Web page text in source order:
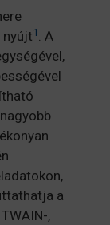
1 . A
a
,